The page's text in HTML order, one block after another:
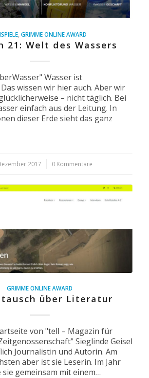
, GRIMME ONLINE AWARD
21: Welt des Wassers
Wasser ist
wissen wir hier auch. Aber wir
– nicht täglich. Bei
einfach aus der Leitung. In
dieser Erde sieht das ganz
2017
/ 0 Kommentare
GRIMME ONLINE AWARD
über Literatur
von "tell – Magazin für
Sieglinde Geisel
Journalistin und Autorin. Am
aber ist sie Leserin. Im Jahr
gemeinsam mit einem…